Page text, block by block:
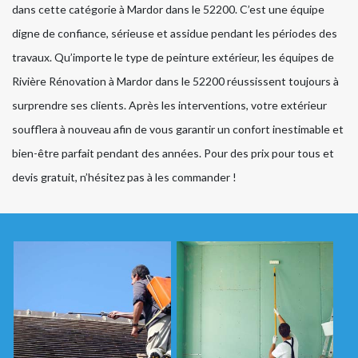
dans cette catégorie à Mardor dans le 52200. C’est une équipe
digne de confiance, sérieuse et assidue pendant les périodes des
travaux. Qu’importe le type de peinture extérieur, les équipes de
Rivière Rénovation à Mardor dans le 52200 réussissent toujours à
surprendre ses clients. Après les interventions, votre extérieur
soufflera à nouveau afin de vous garantir un confort inestimable et
bien-être parfait pendant des années. Pour des prix pour tous et
devis gratuit, n’hésitez pas à les commander !